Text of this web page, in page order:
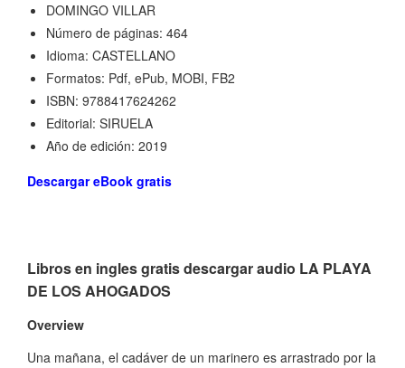
DOMINGO VILLAR
Número de páginas: 464
Idioma: CASTELLANO
Formatos: Pdf, ePub, MOBI, FB2
ISBN: 9788417624262
Editorial: SIRUELA
Año de edición: 2019
Descargar eBook gratis
Libros en ingles gratis descargar audio LA PLAYA
DE LOS AHOGADOS
Overview
Una mañana, el cadáver de un marinero es arrastrado por la